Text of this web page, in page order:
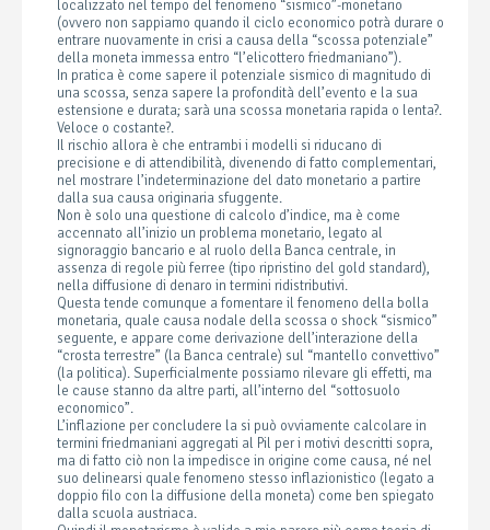
localizzato nel tempo del fenomeno “sismico”-monetario
(ovvero non sappiamo quando il ciclo economico potrà durare o
entrare nuovamente in crisi a causa della “scossa potenziale”
della moneta immessa entro “l’elicottero friedmaniano”).
In pratica è come sapere il potenziale sismico di magnitudo di
una scossa, senza sapere la profondità dell’evento e la sua
estensione e durata; sarà una scossa monetaria rapida o lenta?.
Veloce o costante?.
Il rischio allora è che entrambi i modelli si riducano di
precisione e di attendibilità, divenendo di fatto complementari,
nel mostrare l’indeterminazione del dato monetario a partire
dalla sua causa originaria sfuggente.
Non è solo una questione di calcolo d’indice, ma è come
accennato all’inizio un problema monetario, legato al
signoraggio bancario e al ruolo della Banca centrale, in
assenza di regole più ferree (tipo ripristino del gold standard),
nella diffusione di denaro in termini ridistributivi.
Questa tende comunque a fomentare il fenomeno della bolla
monetaria, quale causa nodale della scossa o shock “sismico”
seguente, e appare come derivazione dell’interazione della
“crosta terrestre” (la Banca centrale) sul “mantello convettivo”
(la politica). Superficialmente possiamo rilevare gli effetti, ma
le cause stanno da altre parti, all’interno del “sottosuolo
economico”.
L’inflazione per concludere la si può ovviamente calcolare in
termini friedmaniani aggregati al Pil per i motivi descritti sopra,
ma di fatto ciò non la impedisce in origine come causa, né nel
suo delinearsi quale fenomeno stesso inflazionistico (legato a
doppio filo con la diffusione della moneta) come ben spiegato
dalla scuola austriaca.